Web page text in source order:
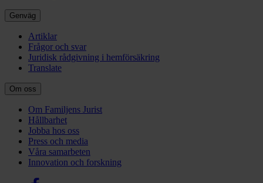
Genväg
Artiklar
Frågor och svar
Juridisk rådgivning i hemförsäkring
Translate
Om oss
Om Familjens Jurist
Hållbarhet
Jobba hos oss
Press och media
Våra samarbeten
Innovation och forskning